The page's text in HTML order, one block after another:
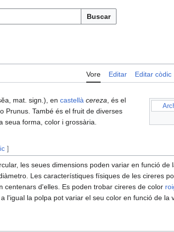
Buscar
Vore Editar Editar còdic
mat. sign.), en castellà cereza , és el
Prunus. També és el fruit de diverses
seua forma, color i grossària.
]
les seues dimensions poden variar en funció de
Les característiques físiques de les cireres
centenars d'elles. Es poden trobar cireres de color
a l'igual la polpa pot variar el seu color en funció de la